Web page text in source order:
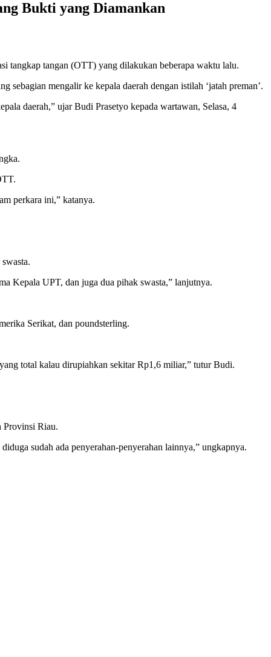
Bukti yang Diamankan
tangkap tangan (OTT) yang dilakukan beberapa waktu lalu.
mengalir ke kepala daerah dengan istilah ‘jatah preman’.
daerah,” ujar Budi Prasetyo kepada wartawan, Selasa, 4
perkara ini,” katanya.
Kepala UPT, dan juga dua pihak swasta,” lanjutnya.
Serikat, dan poundsterling.
total kalau dirupiahkan sekitar Rp1,6 miliar,” tutur Budi.
Provinsi Riau.
sudah ada penyerahan-penyerahan lainnya,” ungkapnya.